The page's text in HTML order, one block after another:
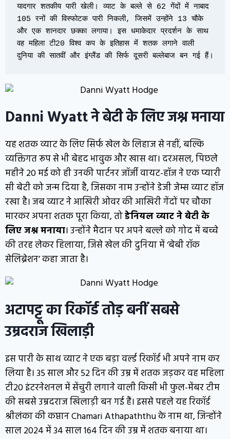
यादगार शतकीय पारी खेली। व्याट के बल्ले से 62 गेंदों में नाबाद
105 रनों की विस्फोटक पारी निकली, जिसमें उन्होंने 13 चौके
और एक शानदार छक्का लगाया। इस धमाकेदार प्रदर्शन के साथ
वह महिला टी20 विश्व कप के इतिहास में शतक लगाने वाली
दुनिया की सातवीं और इंग्लैंड की सिर्फ दूसरी बल्लेबाज बन गई हैं।
Danni Wyatt ने बेटी के लिए जश्न मनाया
यह शतक व्याट के लिए सिर्फ खेल के लिहाज से नहीं, बल्कि
व्यक्तिगत रूप से भी बेहद भावुक और खास था। दरअसल, पिछले
महीने 20 मई को ही उनकी पार्टनर जॉर्जी वायट-हॉज ने एक प्यारी
सी बेटी को जन्म दिया है, जिसका नाम उन्होंने डेजी जेम्स व्याट हॉज
रखा है। जब व्याट ने आखिरी ओवर की आखिरी गेंदों पर चौका
मारकर अपना शतक पूरा किया, तोडेनियल व्याट ने बेटी के
लिए जश्न मनाया। उन्होंने मैदान पर अपने बल्ले को गोद में बच्चे
की तरह लेकर हिलाया, जिसे खेल की दुनिया में ‘बेबी रॉक
सेलिब्रेशन’ कहा जाता है।
अटापट्टू का रिकॉर्ड तोड़ बनीं सबसे
उम्रदराज खिलाड़ी
इस पारी के साथ व्याट ने एक बड़ा वर्ल्ड रिकॉर्ड भी अपने नाम कर
लिया है। 35 साल और 52 दिन की उम्र में शतक जड़कर वह महिला
टी20 इंटरनेशनल में सेंचुरी लगाने वाली किसी भी फुल-मेंबर टीम
की सबसे उम्रदराज खिलाड़ी बन गई हैं। इससे पहले यह रिकॉर्ड
श्रीलंका की कप्तान Chamari Athapaththu के नाम था, जिन्होंने
साल 2024 में 34 साल 164 दिन की उम्र में शतक बनाया था।